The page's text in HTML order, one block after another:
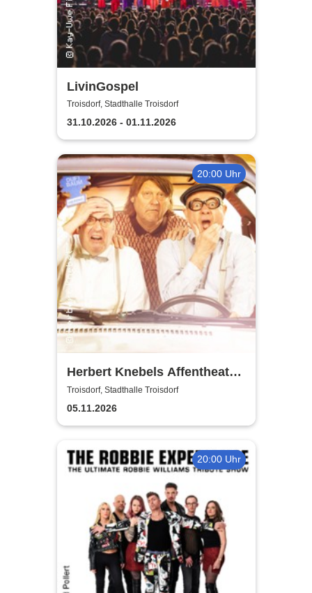
LivinGospel
Troisdorf, Stadthalle Troisdorf
31.10.2026 - 01.11.2026
20:00 Uhr
Herbert Knebels Affentheater
- Voll Karacho!
Troisdorf, Stadthalle Troisdorf
05.11.2026
20:00 Uhr